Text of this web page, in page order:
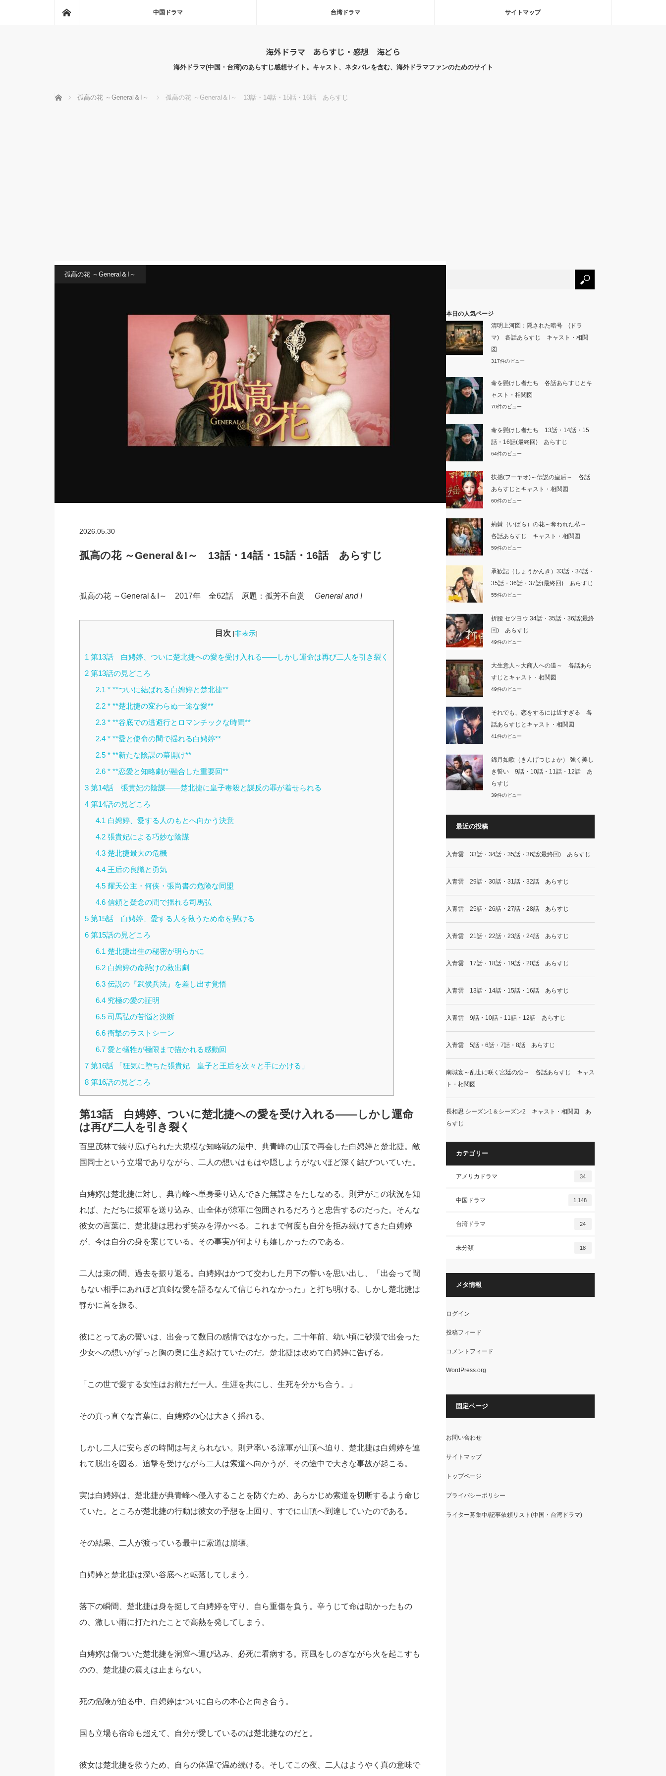
中国ドラマ 台湾ドラマ サイトマップ
海外ドラマ あらすじ・感想 海どら
海外ドラマ(中国・台湾)のあらすじ感想サイト。キャスト、ネタバレを含む、海外ドラマファンのためのサイト
ホーム 孤高の花 ～General＆I～ 孤高の花 ～General＆I～ 13話・14話・15話・16話 あらすじ
孤高の花 ～General＆I～
2026.05.30
孤高の花 ～General＆I～ 13話・14話・15話・16話 あらすじ
孤高の花 ～General＆I～ 2017年 全62話 原題：孤芳不自赏 General and I
目次 [非表示]
1 第13話 白娉婷、ついに楚北捷への愛を受け入れる――しかし運命は再び二人を引き裂く
2第13話の見どころ
2.1 * **ついに結ばれる白娉婷と楚北捷**
2.2 * **楚北捷の変わらぬ一途な愛**
2.3 * **谷底での逃避行とロマンチックな時間**
2.4 * **愛と使命の間で揺れる白娉婷**
2.5 * **新たな陰謀の幕開け**
2.6 * **恋愛と知略劇が融合した重要回**
3第14話 張貴妃の陰謀――楚北捷に皇子毒殺と謀反の罪が着せられる
4第14話の見どころ
4.1 白娉婷、愛する人のもとへ向かう決意
4.2 張貴妃による巧妙な陰謀
4.3 楚北捷最大の危機
4.4 王后の良識と勇気
4.5 耀天公主・何侠・張尚書の危険な同盟
4.6 信頼と疑念の間で揺れる司馬弘
5第15話 白娉婷、愛する人を救うため命を懸ける
6第15話の見どころ
6.1 楚北捷出生の秘密が明らかに
6.2 白娉婷の命懸けの救出劇
6.3 伝説の『武侯兵法』を差し出す覚悟
6.4 究極の愛の証明
6.5 司馬弘の苦悩と決断
6.6 衝撃のラストシーン
6.7 愛と犠牲が極限まで描かれる感動回
7第16話 「狂気に堕ちた張貴妃 皇子と王后を次々と手にかける」
8第16話の見どころ
第13話 白娉婷、ついに楚北捷への愛を受け入れる――しかし運命
は再び二人を引き裂く
百里茂林で繰り広げられた大規模な知略戦の最中、典青峰の山頂で再会した白娉婷と楚北捷。敵
国同士という立場でありながら、二人の想いはもはや隠しようがないほど深く結びついていた。
白娉婷は楚北捷に対し、典青峰へ単身乗り込んできた無謀さをたしなめる。則尹がこの状況を知
れば、ただちに援軍を送り込み、山全体が涼軍に包囲されるだろうと忠告するのだった。そんな
彼女の言葉に、楚北捷は思わず笑みを浮かべる。これまで何度も自分を拒み続けてきた白娉婷
が、今は自分の身を案じている。その事実が何よりも嬉しかったのである。
二人は束の間、過去を振り返る。白娉婷はかつて交わした月下の誓いを思い出し、「出会って間
もない相手にあれほど真剣な愛を語るなんて信じられなかった」と打ち明ける。しかし楚北捷は
静かに首を振る。
彼にとってあの誓いは、出会って数日の感情ではなかった。二十年前、幼い頃に砂漠で出会った
少女への想いがずっと胸の奥に生き続けていたのだ。楚北捷は改めて白娉婷に告げる。
「この世で愛する女性はお前ただ一人。生涯を共にし、生死を分かち合う。」
その真っ直ぐな言葉に、白娉婷の心は大きく揺れる。
しかし二人に安らぎの時間は与えられない。則尹率いる涼軍が山頂へ迫り、楚北捷は白娉婷を連
れて脱出を図る。追撃を受けながら二人は索道へ向かうが、その途中で大きな事故が起こる。
実は白娉婷は、楚北捷が典青峰へ侵入することを防ぐため、あらかじめ索道を切断するよう命じ
ていた。ところが楚北捷の行動は彼女の予想を上回り、すでに山頂へ到達していたのである。
その結果、二人が渡っている最中に索道は崩壊。
白娉婷と楚北捷は深い谷底へと転落してしまう。
落下の瞬間、楚北捷は身を挺して白娉婷を守り、自ら重傷を負う。辛うじて命は助かったもの
の、激しい雨に打たれたことで高熱を発してしまう。
白娉婷は傷ついた楚北捷を洞窟へ運び込み、必死に看病する。雨風をしのぎながら火を起こすも
のの、楚北捷の震えは止まらない。
死の危険が迫る中、白娉婷はついに自らの本心と向き合う。
国も立場も宿命も超えて、自分が愛しているのは楚北捷なのだと。
彼女は楚北捷を救うため、自らの体温で温め続ける。そしてこの夜、二人はようやく真の意味で
本日の人気ページ
清明上河図：隠された暗号 (ドラ
マ) 各話あらすじ キャスト・相関
図
317件のビュー
命を懸けし者たち 各話あらすじとキ
ャスト・相関図
70件のビュー
命を懸けし者たち 13話・14話・15
話・16話(最終回) あらすじ
64件のビュー
扶揺(フーヤオ)～伝説の皇后～ 各話
あらすじとキャスト・相関図
60件のビュー
荊棘（いばら）の花～奪われた私～
各話あらすじ キャスト・相関図
59件のビュー
承歓記（しょうかんき）33話・34話・
35話・36話・37話(最終回) あらすじ
55件のビュー
折腰 セツヨウ 34話・35話・36話(最終
回) あらすじ
49件のビュー
大生意人～大商人への道～ 各話あら
すじとキャスト・相関図
49件のビュー
それでも、恋をするには近すぎる 各
話あらすじとキャスト・相関図
41件のビュー
錦月如歌（きんげつじょか） 強く美し
き誓い 9話・10話・11話・12話 あ
らすじ
39件のビュー
最近の投稿
入青雲 33話・34話・35話・36話(最終回) あらすじ
入青雲 29話・30話・31話・32話 あらすじ
入青雲 25話・26話・27話・28話 あらすじ
入青雲 21話・22話・23話・24話 あらすじ
入青雲 17話・18話・19話・20話 あらすじ
入青雲 13話・14話・15話・16話 あらすじ
入青雲 9話・10話・11話・12話 あらすじ
入青雲 5話・6話・7話・8話 あらすじ
南城宴～乱世に咲く宮廷の恋～ 各話あらすじ キャス
ト・相関図
長相思 シーズン1＆シーズン2 キャスト・相関図 あ
らすじ
カテゴリー
アメリカドラマ 34
中国ドラマ 1,148
台湾ドラマ 24
未分類 18
メタ情報
ログイン
投稿フィード
コメントフィード
WordPress.org
固定ページ
お問い合わせ
サイトマップ
トップページ
プライバシーポリシー
ライター募集中/記事依頼リスト(中国・台湾ドラマ)